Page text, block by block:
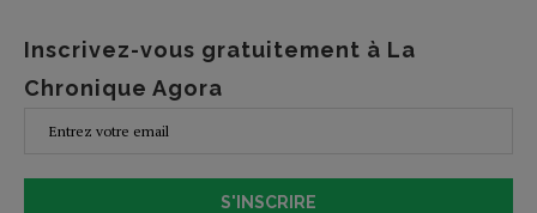
Inscrivez-vous gratuitement à La
Chronique Agora
S'INSCRIRE